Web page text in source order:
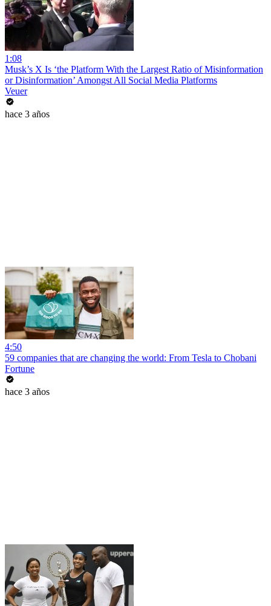
1:08
Musk’s X Is ‘the Platform With the Largest Ratio of Misinformation
or Disinformation’ Amongst All Social Media Platforms
Veuer
hace 3 años
4:50
59 companies that are changing the world: From Tesla to Chobani
Fortune
hace 3 años